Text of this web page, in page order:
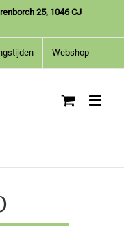
25, 1046 CJ
Webshop